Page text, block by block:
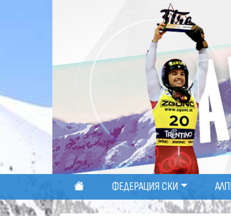
ФЕДЕРАЦИЯ СКИ